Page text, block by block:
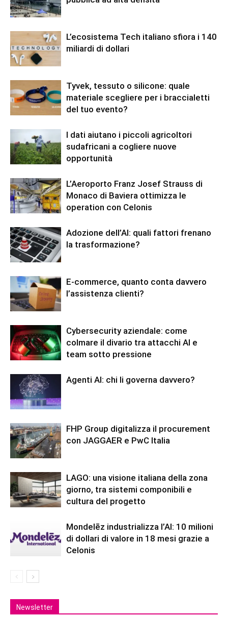
L’ecosistema Tech italiano sfiora i 140
miliardi di dollari
Tyvek, tessuto o silicone: quale
materiale scegliere per i braccialetti
del tuo evento?
I dati aiutano i piccoli agricoltori
sudafricani a cogliere nuove
opportunità
L’Aeroporto Franz Josef Strauss di
Monaco di Baviera ottimizza le
operation con Celonis
Adozione dell’AI: quali fattori frenano
la trasformazione?
E-commerce, quanto conta davvero
l’assistenza clienti?
Cybersecurity aziendale: come
colmare il divario tra attacchi AI e
team sotto pressione
Agenti AI: chi li governa davvero?
FHP Group digitalizza il procurement
con JAGGAER e PwC Italia
LAGO: una visione italiana della zona
giorno, tra sistemi componibili e
cultura del progetto
Mondelēz industrializza l’AI: 10 milioni
di dollari di valore in 18 mesi grazie a
Celonis
Newsletter